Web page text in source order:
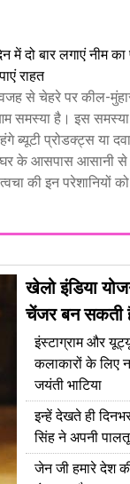
में दो बार लगाएं नीम का
राहत
से चेहरे पर कील-
आम समस्या है। इस
ब्यूटी प्रोडक्ट्स या
के आसपास आसानी से
की इन परेशानियों को
खेलो इंडिया
चेंजर बन सकती
इंस्टाग्राम और
कलाकारों के लिए
जयंती भाटिया
इन्हें देखते ही
सिंह ने अपनी पालतू
जेन जी हमारे देश